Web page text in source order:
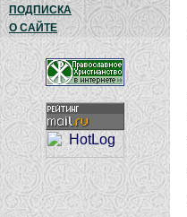
ПОДПИСКА
О САЙТЕ